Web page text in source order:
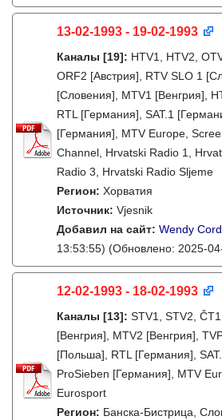
13-02-1993 - 19-02-1993
Каналы [19]: HTV1, HTV2,
ORF2 [Австрия], RTV SLO 1
[Словения], MTV1 [Венгрия],
RTL [Германия], SAT.1
[Германия], MTV Europe,
Channel, Hrvatski Radio 1,
Radio 3, Hrvatski Radio Sljeme
Регион: Хорватия
Источник: Vjesnik
Добавил на сайт: Wendy
13:53:55) (Обновлено: 2025-
12-02-1993 - 18-02-1993
Каналы [13]: STV1, STV2,
[Венгрия], MTV2 [Венгрия],
[Польша], RTL [Германия],
ProSieben [Германия], MTV
Eurosport
Регион: Банска-Бистрица,